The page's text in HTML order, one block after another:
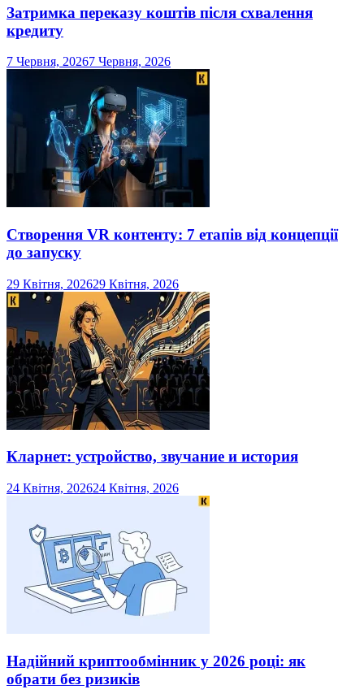
Затримка переказу коштів після схвалення
кредиту
7 Червня, 20267 Червня, 2026
Створення VR контенту: 7 етапів від концепції
до запуску
29 Квітня, 202629 Квітня, 2026
Кларнет: устройство, звучание и история
24 Квітня, 202624 Квітня, 2026
Надійний криптообмінник у 2026 році: як
обрати без ризиків